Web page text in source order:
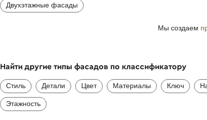
Двухэтажные фасады
Мы создаем
Найти другие типы фасадов по классификатору
Стиль Детали Цвет Материалы Ключ
Этажность